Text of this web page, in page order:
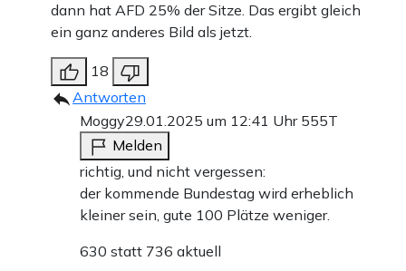
dann hat AFD 25% der Sitze. Das ergibt gleich
ein ganz anderes Bild als jetzt.
18
Antworten
Moggy29.01.2025 um 12:41 Uhr 555T
Melden
richtig, und nicht vergessen:
der kommende Bundestag wird erheblich
kleiner sein, gute 100 Plätze weniger.
630 statt 736 aktuell